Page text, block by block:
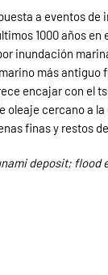
a eventos
1000 años
inundación
más
encajar con el
oleaje cercano a
finas y restos
deposit; flood